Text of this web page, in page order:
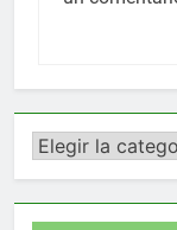
Categorías